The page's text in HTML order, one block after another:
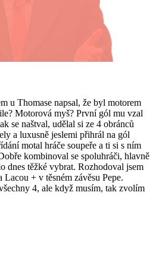
u Thomase napsal, že byl motorem
Motorová myš? První gól mu vzal
se naštval, udělal si ze 4 obránců
a luxusně jeslemi přihrál na gól
motal hráče soupeře a ti si s ním
kombinoval se spoluhráči, hlavně
dnes těžké vybrat. Rozhodoval jsem
+ v těsném závěsu Pepe.
4, ale když musím, tak zvolím